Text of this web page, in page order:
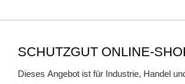
SCHUTZGUT ONLINE-
Dieses Angebot ist für Industrie, Handel